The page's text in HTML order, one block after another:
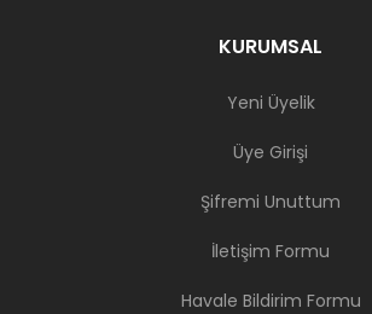
KURUMSAL
Yeni Üyelik
Üye Girişi
Şifremi Unuttum
İletişim Formu
Havale Bildirim Formu